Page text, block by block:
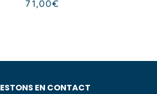
17,90€
EN CONTACT